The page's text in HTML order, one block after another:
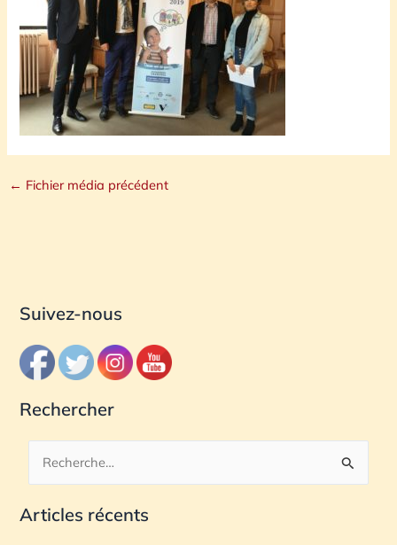
← Fichier média précédent
Suivez-nous
Rechercher
c
Articles récents